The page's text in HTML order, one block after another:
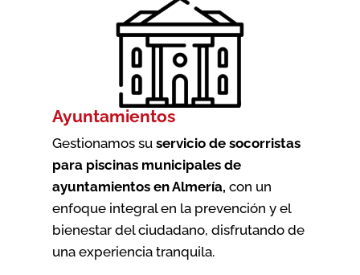
Ayuntamientos
Gestionamos su servicio de socorristas
para piscinas municipales de
ayuntamientos en Almería, con un
enfoque integral en la prevención y el
bienestar del ciudadano, disfrutando de
una experiencia tranquila.